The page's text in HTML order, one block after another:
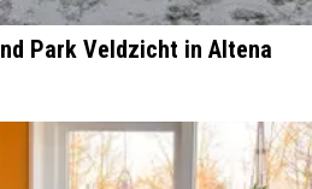
Park Veldzicht in Altena